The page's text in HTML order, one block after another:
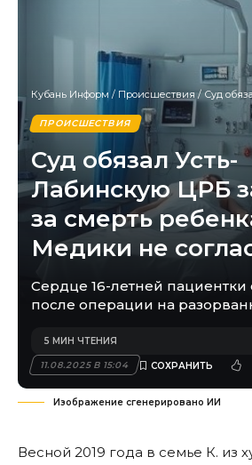
Кубань Информ/ Происшествия / Суд обязал Усть-
ПРОИСШЕСТВИЯ
Суд обязал Усть-
Лабинскую ЦРБ
за смерть
Медики не
Сердце 16-летней пациентки
после операции на
11.08.2025 В 15:04
5 МИН ЧТЕНИЯ
Изображение сгенерировано ИИ
Весной 2019 года в семье К. из